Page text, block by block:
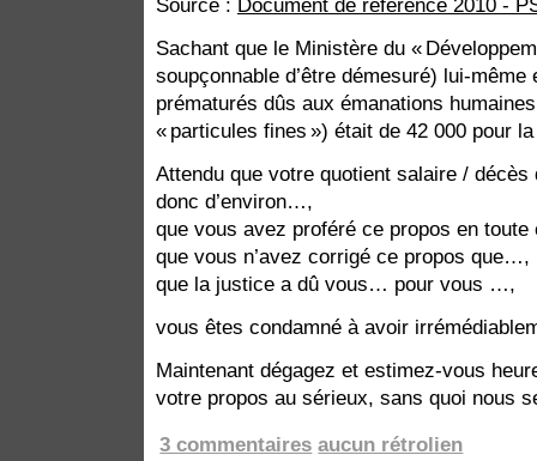
Source : Document de référence 2010 -
Sachant que le Ministère du «
soupçonnable d’être démesuré) lui-
prématurés dûs aux émanations
« particules fines ») était de 42 000 pour
Attendu que votre quotient salaire /
donc d’environ…,
que vous avez proféré ce propos en
que vous n’avez corrigé ce propos que…,
que la justice a dû vous… pour vous …,
vous êtes condamné à avoir
Maintenant dégagez et estimez-vous
votre propos au sérieux, sans quoi nous
3 commentaires aucun rétrolien